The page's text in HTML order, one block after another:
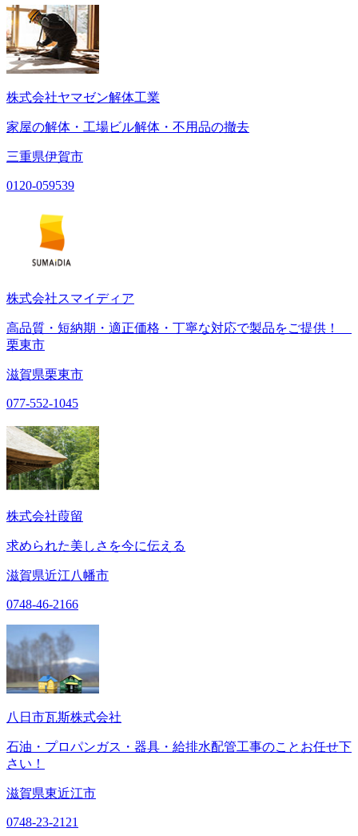
株式会社ヤマゼン解体工業
家屋の解体・工場ビル解体・不用品の撤去
三重県伊賀市
0120-059539
株式会社スマイディア
高品質・短納期・適正価格・丁寧な対応で製品をご提供！
栗東市
滋賀県栗東市
077-552-1045
株式会社葭留
求められた美しさを今に伝える
滋賀県近江八幡市
0748-46-2166
八日市瓦斯株式会社
石油・プロパンガス・器具・給排水配管工事のことお任せ下
さい！
滋賀県東近江市
0748-23-2121